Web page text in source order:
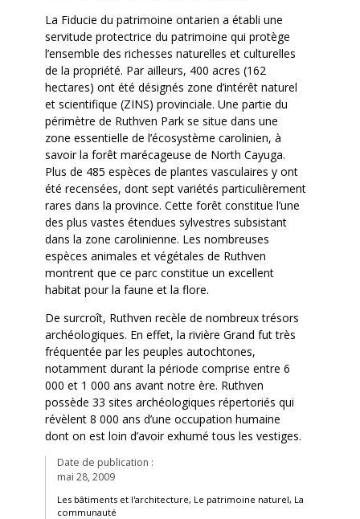
Date de publication :
mai 28, 2009
Les bâtiments et l'architecture, Le patrimoine naturel, La
communauté
La Fiducie du patrimoine ontarien a établi une
servitude protectrice du patrimoine qui protège
l’ensemble des richesses naturelles et culturelles
de la propriété. Par ailleurs, 400 acres (162
hectares) ont été désignés zone d’intérêt naturel
et scientifique (ZINS) provinciale. Une partie du
périmètre de Ruthven Park se situe dans une
zone essentielle de l’écosystème carolinien, à
savoir la forêt marécageuse de North Cayuga.
Plus de 485 espèces de plantes vasculaires y ont
été recensées, dont sept variétés particulièrement
rares dans la province. Cette forêt constitue l’une
des plus vastes étendues sylvestres subsistant
dans la zone carolinienne. Les nombreuses
espèces animales et végétales de Ruthven
montrent que ce parc constitue un excellent
habitat pour la faune et la flore.
De surcroît, Ruthven recèle de nombreux trésors
archéologiques. En effet, la rivière Grand fut très
fréquentée par les peuples autochtones,
notamment durant la période comprise entre 6
000 et 1 000 ans avant notre ère. Ruthven
possède 33 sites archéologiques répertoriés qui
révèlent 8 000 ans d’une occupation humaine
dont on est loin d’avoir exhumé tous les vestiges.